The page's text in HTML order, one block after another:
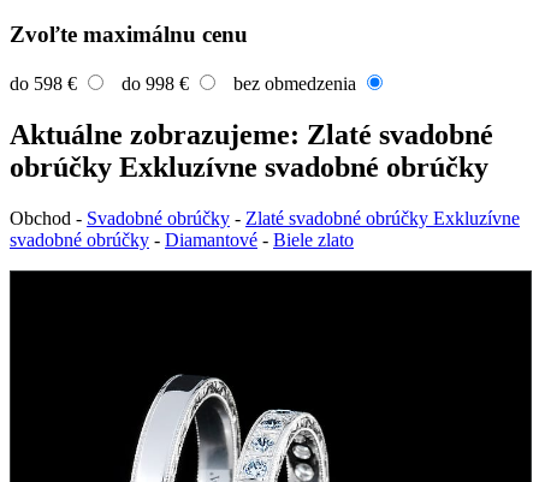
Zvoľte maximálnu cenu
do 598 € do 998 € bez obmedzenia
Aktuálne zobrazujeme: Zlaté svadobné
obrúčky Exkluzívne svadobné obrúčky
Obchod - Svadobné obrúčky - Zlaté svadobné obrúčky Exkluzívne
svadobné obrúčky - Diamantové - Biele zlato